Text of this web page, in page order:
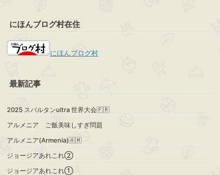
にほんブログ村在住
にほんブログ村
最新記事
2025 スパルタンultra 世界大会🇫🇷
アルメニア ご飯美味しすぎ問題
アルメニア(Armenia)🇦🇲
ジョージアあれこれ②
ジョージアあれこれ①